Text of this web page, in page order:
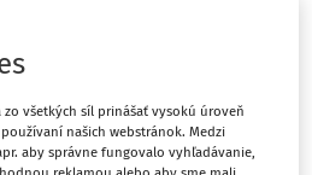
predplatné? Prihláste sa
ste si prečítali len
zo všetkých síl prinášať vysokú úroveň
našich webstránok. Medzi
aby správne fungovalo vyhľadávanie,